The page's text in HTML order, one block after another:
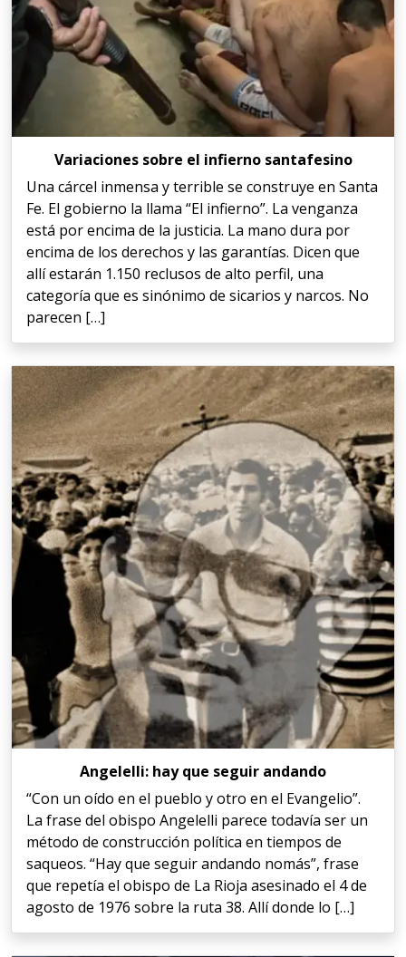
Variaciones sobre el infierno santafesino
Una cárcel inmensa y terrible se construye en Santa
Fe. El gobierno la llama “El infierno”. La venganza
está por encima de la justicia. La mano dura por
encima de los derechos y las garantías. Dicen que
allí estarán 1.150 reclusos de alto perfil, una
categoría que es sinónimo de sicarios y narcos. No
parecen […]
Angelelli: hay que seguir andando
“Con un oído en el pueblo y otro en el Evangelio”.
La frase del obispo Angelelli parece todavía ser un
método de construcción política en tiempos de
saqueos. “Hay que seguir andando nomás”, frase
que repetía el obispo de La Rioja asesinado el 4 de
agosto de 1976 sobre la ruta 38. Allí donde lo […]